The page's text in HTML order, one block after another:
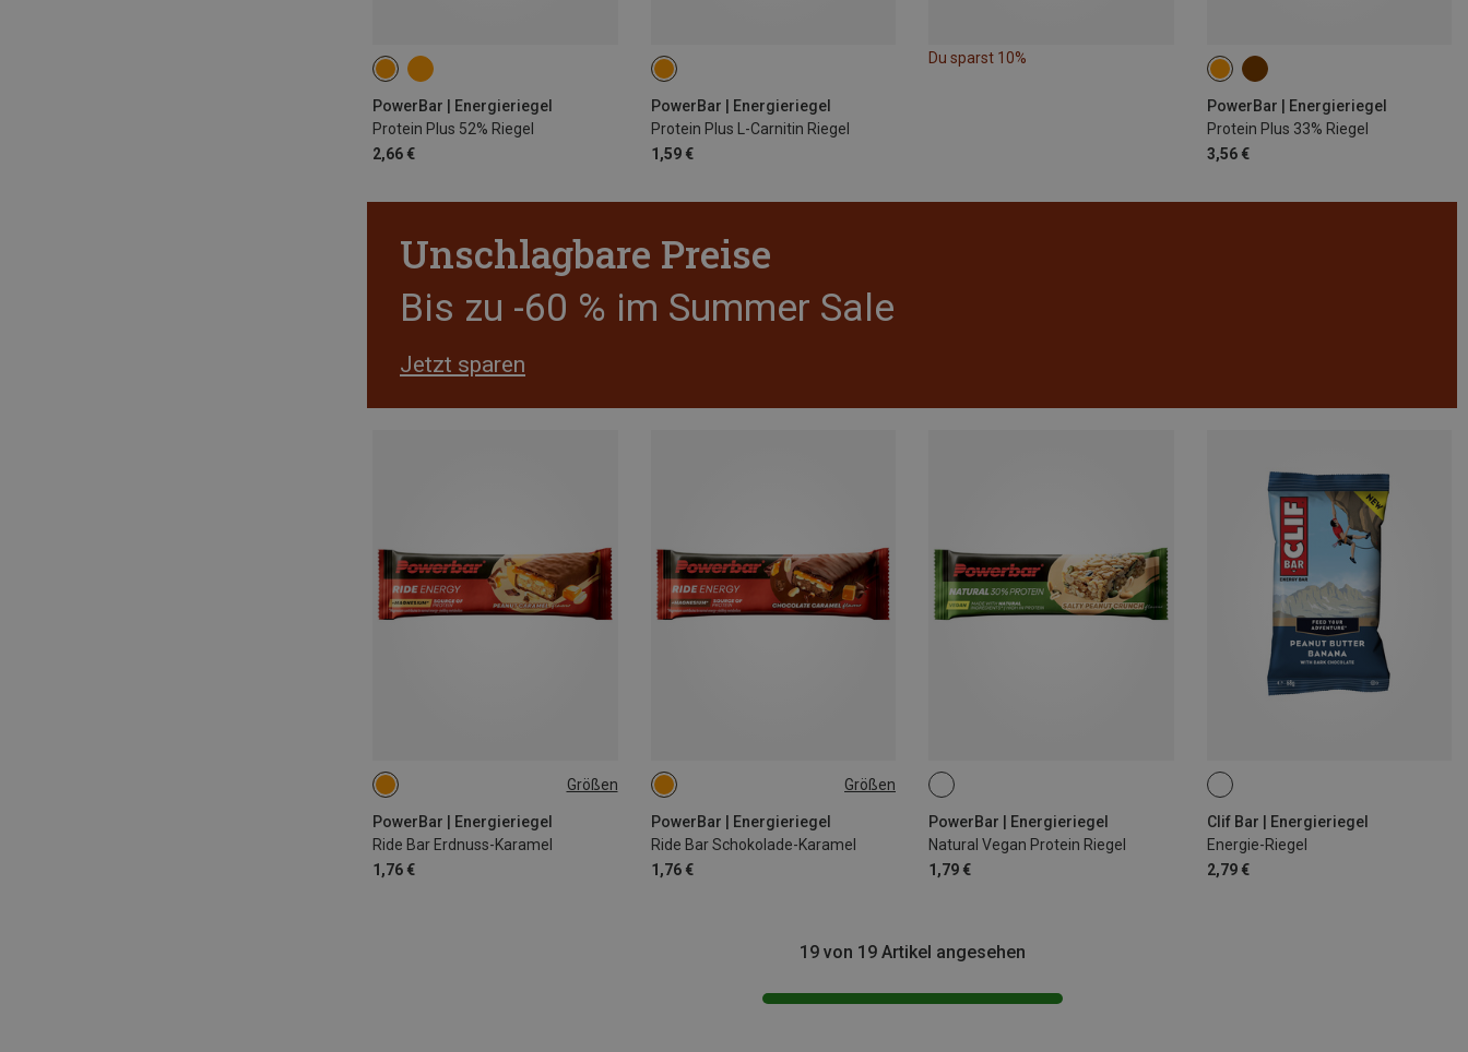
PowerBar | Energieriegel
Protein Plus 52% Riegel
2,66 €
PowerBar | Energieriegel
Protein Plus L-Carnitin Riegel
1,59 €
Du sparst 10%
PowerBar | Energieriegel
Protein Plus 33% Riegel
3,56 €
Unschlagbare Preise
Bis zu -60 % im Summer Sale
Jetzt sparen
Größen
PowerBar | Energieriegel
Ride Bar Erdnuss-Karamel
1,76 €
STÜCK Größen
PowerBar | Energieriegel
Ride Bar Schokolade-Karamel
1,76 €
STÜCK
PowerBar | Energieriegel
Natural Vegan Protein Riegel
1,79 €
Clif Bar | Energieriegel
Energie-Riegel
2,79 €
19 von 19 Artikel angesehen